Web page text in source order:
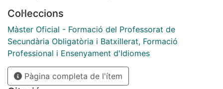
other History subjects in any other grade level of
secondary education.
Col·leccions
Màster Oficial - Formació del Professorat de
Secundària Obligatòria i Batxillerat, Formació
Professional i Ensenyament d'Idiomes
Pàgina completa de l'ítem